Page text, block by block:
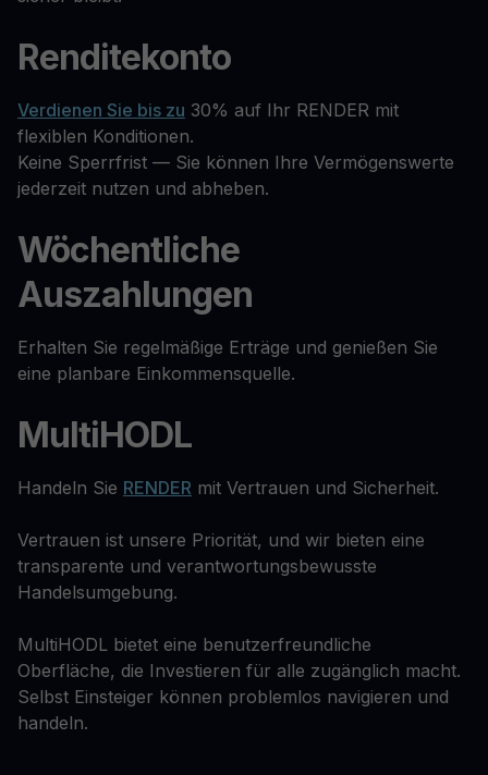
Renditekonto
Verdienen Sie bis zu 30% auf Ihr RENDER mit
flexiblen Konditionen.
Keine Sperrfrist — Sie können Ihre Vermögenswerte
jederzeit nutzen und abheben.
Wöchentliche
Auszahlungen
Erhalten Sie regelmäßige Erträge und genießen Sie
eine planbare Einkommensquelle.
MultiHODL
Handeln Sie RENDER mit Vertrauen und Sicherheit.
Vertrauen ist unsere Priorität, und wir bieten eine
transparente und verantwortungsbewusste
Handelsumgebung.
MultiHODL bietet eine benutzerfreundliche
Oberfläche, die Investieren für alle zugänglich macht.
Selbst Einsteiger können problemlos navigieren und
handeln.